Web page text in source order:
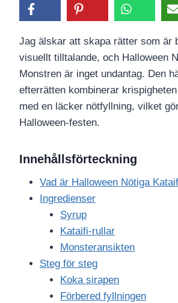
Jag älskar att skapa rätter som är
visuellt tilltalande, och Halloween
Monstren är inget undantag. Den
efterrätten kombinerar
med en läcker nötfyllning, vilket
Halloween-festen.
Innehållsförteckning
Vad är Halloween Nötiga
Ingredienser
Syrup
Kataifi-rullar
Monsteransikten
Steg för steg
Koka sirapen
Förbered fyllningen